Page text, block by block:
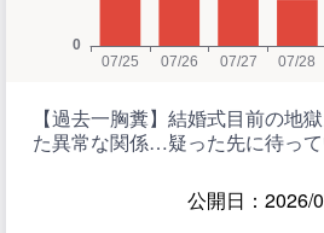
【過去一胸糞】結婚式目前の地
た異常な関係…疑った先に待っ
公開日：2026/